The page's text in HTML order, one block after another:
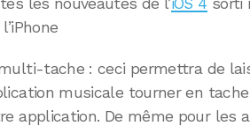
les nouveautés de l’iOS 4 sorti
tache : ceci permettra de
musicale tourner en
application. De même pour les